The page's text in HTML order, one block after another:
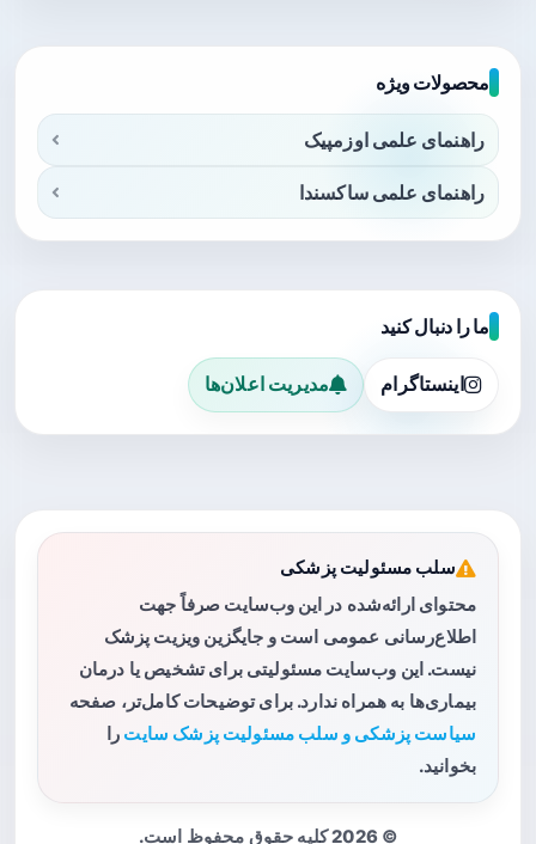
محصولات ویژه
راهنمای علمی اوزمپیک
راهنمای علمی ساکسندا
ما را دنبال کنید
اینستاگرام مدیریت اعلان‌ها
سلب مسئولیت پزشکی
محتوای ارائه‌شده در این وب‌سایت صرفاً جهت
اطلاع‌رسانی عمومی است و جایگزین ویزیت پزشک
نیست. این وب‌سایت مسئولیتی برای تشخیص یا درمان
بیماری‌ها به همراه ندارد. برای توضیحات کامل‌تر، صفحه
سیاست پزشکی و سلب مسئولیت پزشک سایت را
بخوانید.
© 2026 کلیه حقوق محفوظ است.